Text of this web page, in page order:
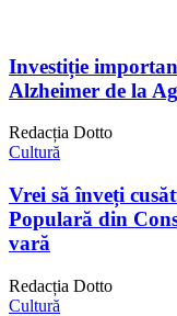
Investiție
Alzheimer de la
Redacția Dotto
Cultură
Vrei să înveți
Populară din
vară
Redacția Dotto
Cultură